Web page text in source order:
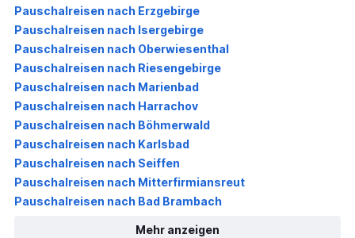
Pauschalreisen nach Erzgebirge
Pauschalreisen nach Isergebirge
Pauschalreisen nach Oberwiesenthal
Pauschalreisen nach Riesengebirge
Pauschalreisen nach Marienbad
Pauschalreisen nach Harrachov
Pauschalreisen nach Böhmerwald
Pauschalreisen nach Karlsbad
Pauschalreisen nach Seiffen
Pauschalreisen nach Mitterfirmiansreut
Pauschalreisen nach Bad Brambach
Mehr anzeigen